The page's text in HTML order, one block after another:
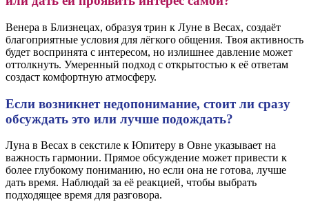
Венера в Близнецах, образуя трин к Луне в Весах, создаёт
благоприятные условия для лёгкого общения. Твоя активность
будет воспринята с интересом, но излишнее давление может
оттолкнуть. Умеренный подход с открытостью к её ответам
создаст комфортную атмосферу.
Если возникнет недопонимание, стоит ли сразу
обсуждать это или лучше подождать?
Луна в Весах в секстиле к Юпитеру в Овне указывает на
важность гармонии. Прямое обсуждение может привести к
более глубокому пониманию, но если она не готова, лучше
дать время. Наблюдай за её реакцией, чтобы выбрать
подходящее время для разговора.